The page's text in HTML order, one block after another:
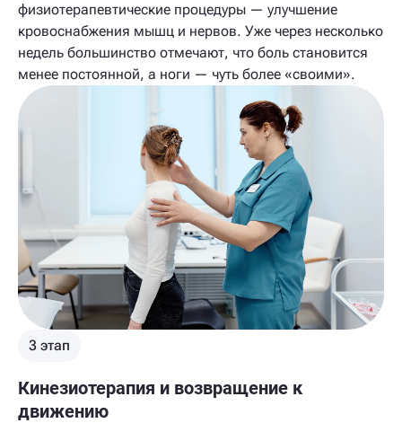
физиотерапевтические процедуры — улучшение
кровоснабжения мышц и нервов. Уже через несколько
недель большинство отмечают, что боль становится
менее постоянной, а ноги — чуть более «своими».
3 этап
Кинезиотерапия и возвращение к
движению